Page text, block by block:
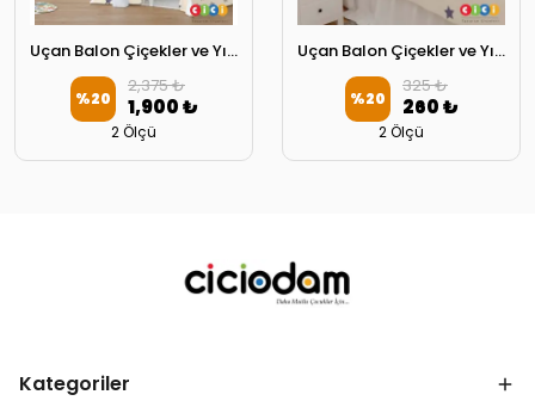
Uçan Balon Çiçekler ve Yıldızlar Oyun Çadırı
%20
2,375 ₺
1,900 ₺
2 Ölçü
Uçan Balon Çiçekler ve Yıldızlar Başlık Kılıfı
%20
325 ₺
260 ₺
2 Ölçü
Kategoriler